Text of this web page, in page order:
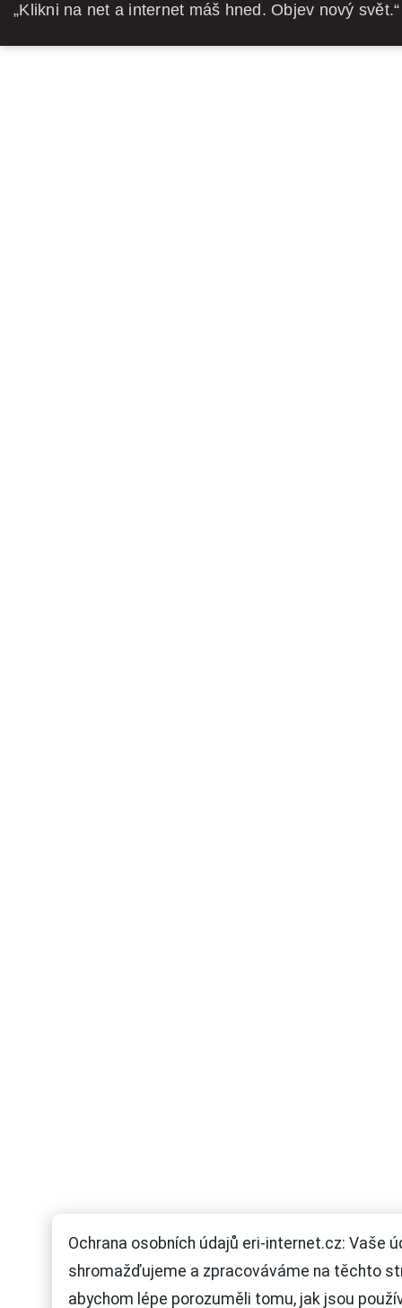
Ochrana osobních údajů eri-internet.cz: Vaše
shromažďujeme a zpracováváme na těchto
abychom lépe porozuměli tomu, jak jsou
„Klikni na net a internet máš hned. Objev nový svět.“